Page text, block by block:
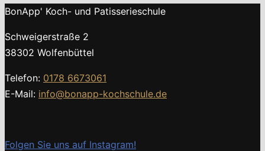
BonApp' Koch- und Patisserieschule
Schweigerstraße 2
38302 Wolfenbüttel
Telefon: 0178 6673061
E-Mail: info@bonapp-kochschule.de
Folgen Sie uns auf Instagram!